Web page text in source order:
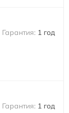
1 год
1 год